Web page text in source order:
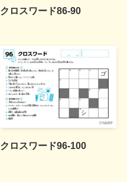
クロスワード86-90
クロスワード96-100